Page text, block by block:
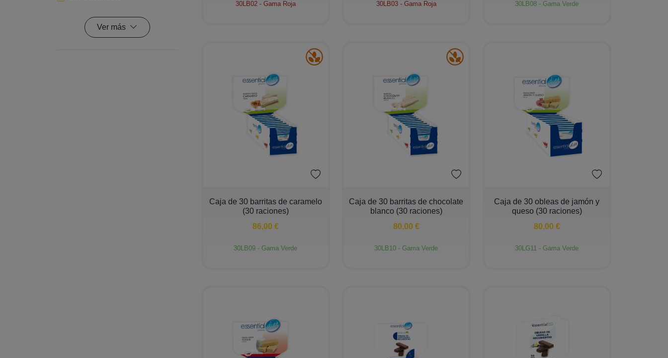
Ver más
30LB02 - Gama Roja 30LB03 - Gama Roja 30LB08 - Gama Verde
− +
Caja de 30 barritas de caramelo
(30 raciones)
86,00 €
30LB09 - Gama Verde
− +
Caja de 30 barritas de chocolate
blanco (30 raciones)
80,00 €
30LB10 - Gama Verde
− +
Caja de 30 obleas de jamón y
queso (30 raciones)
80,00 €
30LG11 - Gama Verde